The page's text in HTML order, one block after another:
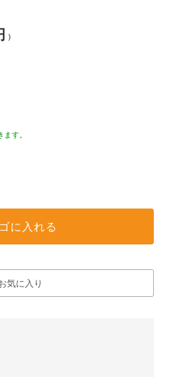
)
す。
に入れる
気に入り